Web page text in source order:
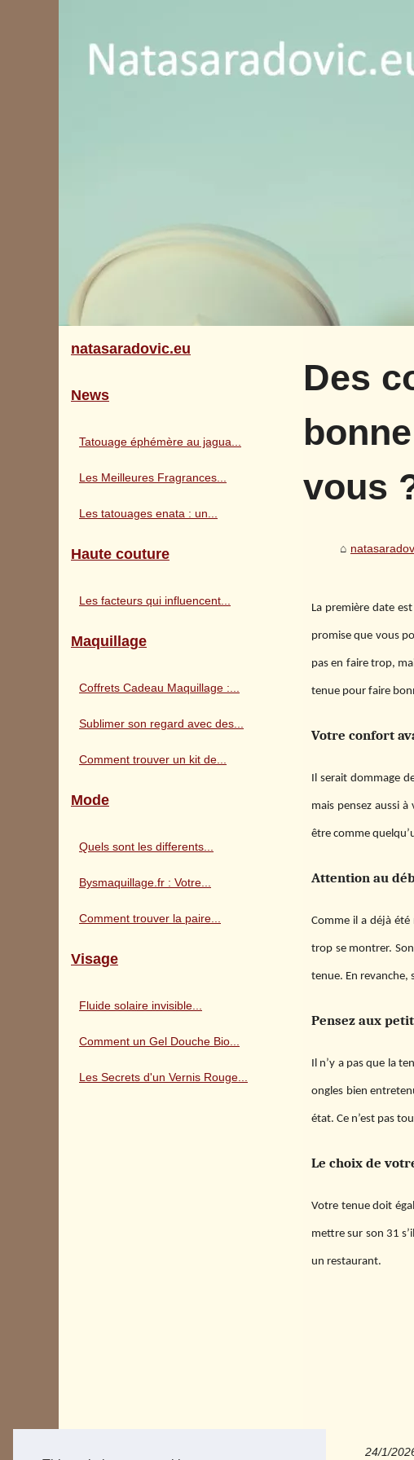
Des
vous
La première date
promise que vous
pas en faire trop,
tenue pour faire
Votre confort
Il serait dommage
mais pensez aussi
être comme
Attention au
Comme il a déjà
trop se montrer.
tenue. En revanche,
Pensez aux
Il n’y a pas que la
ongles bien
état. Ce n’est pas
Le choix de
Votre tenue doit
mettre sur son 31
un restaurant.
24/1/
natasaradovic.eu
News
Tatouage éphémère au jagua...
Les Meilleures Fragrances...
Les tatouages enata : un...
Haute couture
Les facteurs qui influencent...
Maquillage
Coffrets Cadeau Maquillage :...
Sublimer son regard avec des...
Comment trouver un kit de...
Mode
Quels sont les differents...
Bysmaquillage.fr : Votre...
Comment trouver la paire...
Visage
Fluide solaire invisible...
Comment un Gel Douche Bio...
Les Secrets d'un Vernis Rouge...